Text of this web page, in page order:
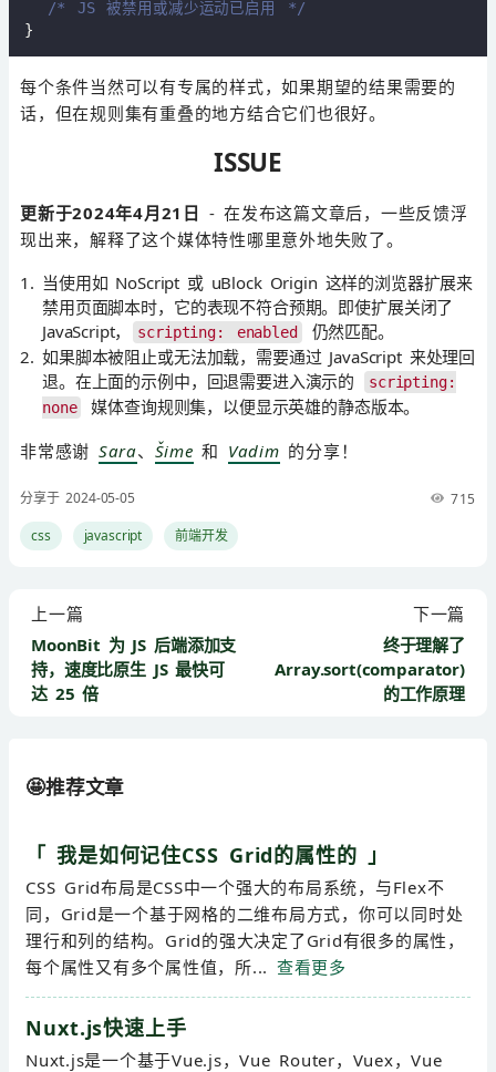
/* JS 被禁用或减少运动已启用 */
每个条件当然可以有专属的样式，如果期望的结果需要的
话，但在规则集有重叠的地方结合它们也很好。
ISSUE
更新于2024年4月21日 - 在发布这篇文章后，一些反馈浮
现出来，解释了这个媒体特性哪里意外地失败了。
当使用如 NoScript 或 uBlock Origin 这样的浏览器扩展来
禁用页面脚本时，它的表现不符合预期。即使扩展关闭了
JavaScript，
scripting: enabled
仍然匹配。
如果脚本被阻止或无法加载，需要通过 JavaScript 来处理回
退。在上面的示例中，回退需要进入演示的
scripting:
none
媒体查询规则集，以便显示英雄的静态版本。
非常感谢 Sara、 Šime 和 Vadim 的分享！
分享于 2024-05-05
715
css
javascript 前端开发
上一篇
MoonBit 为 JS 后端添加支
持，速度比原生 JS 最快可
达 25 倍
下一篇
终于理解了
Array.sort(comparator)
的工作原理
🤩推荐文章
「 我是如何记住CSS Grid的属性的 」
CSS Grid布局是CSS中一个强大的布局系统，与Flex不
同，Grid是一个基于网格的二维布局方式，你可以同时处
理行和列的结构。Grid的强大决定了Grid有很多的属性，
每个属性又有多个属性值，所... 查看更多
Nuxt.js快速上手
Nuxt.js是一个基于Vue.js，Vue Router，Vuex，Vue